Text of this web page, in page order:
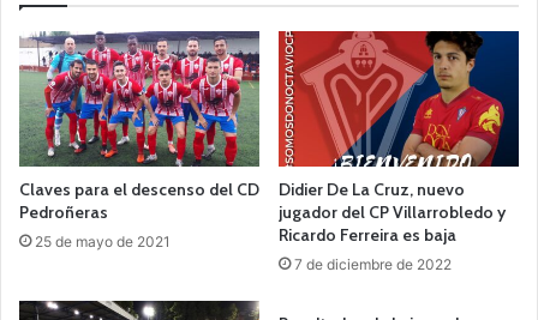
Claves para el descenso del CD
Pedroñeras
25 de mayo de 2021
Didier De La Cruz, nuevo
jugador del CP Villarrobledo y
Ricardo Ferreira es baja
7 de diciembre de 2022